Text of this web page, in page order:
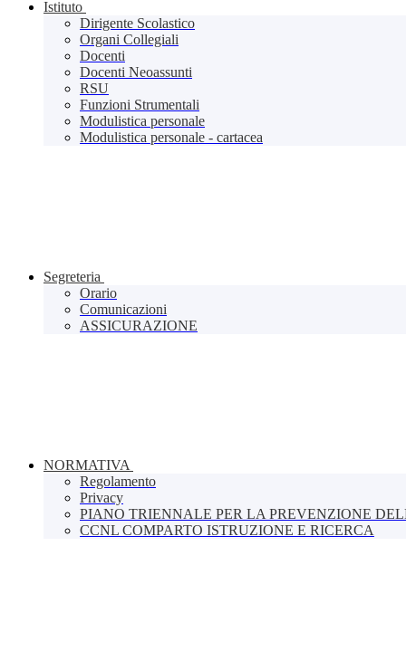
Istituto
Dirigente Scolastico
Organi Collegiali
Docenti
Docenti Neoassunti
RSU
Funzioni Strumentali
Modulistica personale
Modulistica personale - cartacea
Segreteria
Orario
Comunicazioni
ASSICURAZIONE
NORMATIVA
Regolamento
Privacy
PIANO TRIENNALE PER LA PREVENZIONE
CCNL COMPARTO ISTRUZIONE E RICERCA